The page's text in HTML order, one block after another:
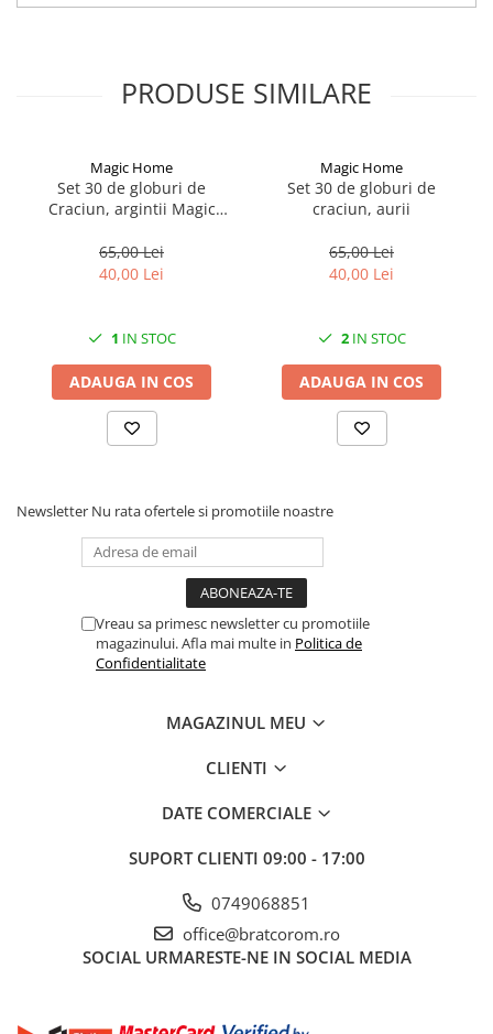
Servetele umede
Solutii universale
Aparate pentru stropit gradina
Articole antidaunatori gradina
Aspersoare
Furtunuri gradinarit
Hamace si leagane
Lampi solare
Leagane copii
Mobilier gradina
Mufe si conectori irigare
Panouri si elemente gard
Pavaje si borduri
Programatoare stropire
Umbrele si pavilioane gradina
Balsam de rufe profesional
Detergenti de vase profesionali
Pentru masini de spalat si polish
Pentru spalare manuala
PRODUSE SIMILARE
Magic Home
Set 30 de globuri de
Craciun, argintii Magic
65,00 Lei
40,00 Lei
1 IN STOC
ADAUGA IN COS
Magic Home
Set 30 de globuri de
craciun, aurii
65,00 Lei
40,00 Lei
2IN STOC
ADAUGA IN COS
Newsletter Nu rata ofertele si promotiile noastre
Vreau sa primesc newsletter cu promotiile
magazinului. Afla mai multe in Politica de
Confidentialitate
MAGAZINUL MEU
CLIENTI
DATE COMERCIALE
SUPORT CLIENTI 09:00 - 17:00
0749068851
office@bratcorom.ro
SOCIAL URMARESTE-NE IN SOCIAL MEDIA